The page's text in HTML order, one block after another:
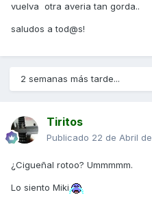
vuelva otra averia tan gorda..
saludos a tod@s!
2 semanas más tarde...
Tiritos
Publicado 22 de Abril
¿Cigueñal rotoo? Ummmmm.
Lo siento Miki